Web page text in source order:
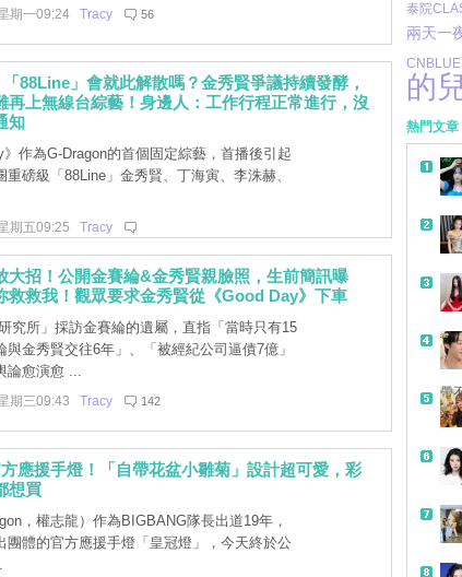
期一09:24 Tracy 56
「88Line」會就此解散嗎？金秀賢爭議持續發酵，
再上無線台綜藝！身邊人：工作行程正常進行，沒
知
作為G-Dragon的首個固定綜藝，首播後引起
磅級「88Line」金秀賢、丁海寅、李洙赫、
期五09:25 Tracy
大招！公開金賽綸&金秀賢親臉照，生前簡訊曝
救救我！觀眾要求金秀賢從《Good Day》下車
究所」採訪金賽綸的遺屬，直指「當時只有15
與金秀賢交往6年」、「被經紀公司逼債7億」
論愈演愈 ...
期三09:43 Tracy 142
應援手燈！「自帶花盆小雛菊」設計超可愛，彩
想買
，權志龍）作為BIGBANG隊長出道19年，
團體的官方應援手燈「皇冠燈」，今天終於公
泰院
兩天一
CNBLUE
的
熱門文章
帶